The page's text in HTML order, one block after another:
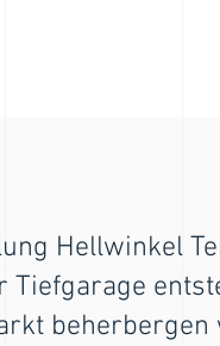
Hellwinkel
Tiefgarage